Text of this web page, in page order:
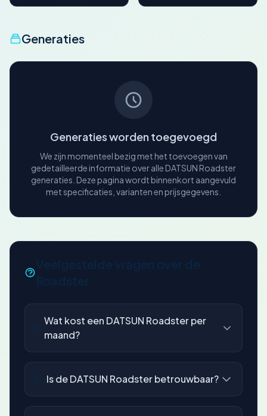
Generaties
Generaties worden toegevoegd
We zijn momenteel bezig met het toevoegen van
gedetailleerde informatie over alle DATSUN Roadster
generaties. Deze pagina wordt binnenkort aangevuld
met specificaties, varianten en prijsgegevens.
Wat kost een DATSUN Roadster per
maand?
Is de DATSUN Roadster betrouwbaar?